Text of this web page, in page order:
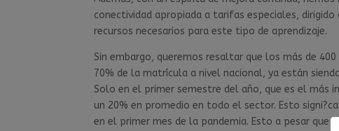
conectividad apropiada a tarifas especiales,
recursos necesarios para este tipo de aprendizaje.
Sin embargo, queremos resaltar que los más de
70% de la matrícula a nivel nacional, ya están
Solo en el primer semestre del año, que es el más
un 20% en promedio en todo el sector. Esto
en el primer mes de la pandemia. Esto a pesar que